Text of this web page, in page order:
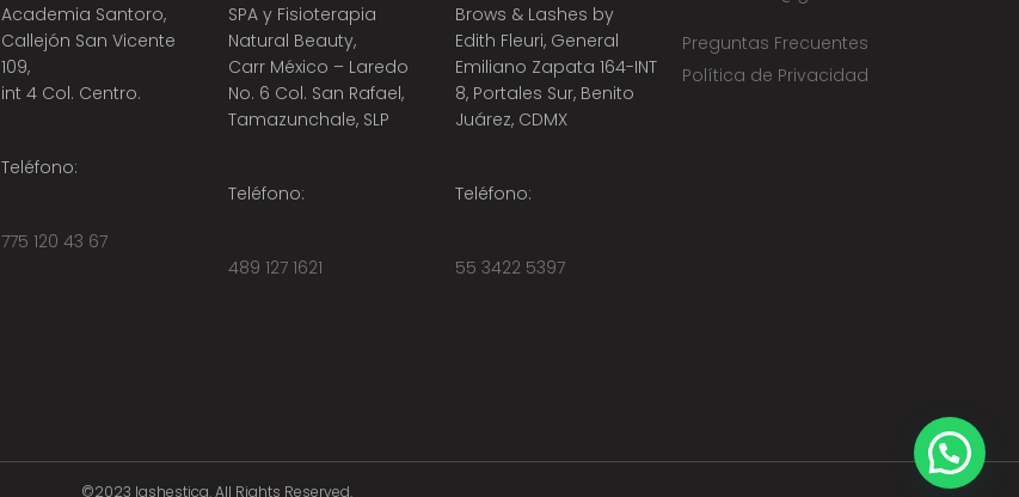
Academia Santoro,
Callejón San Vicente
109,
int 4 Col. Centro.
Teléfono:
775 120 43 67
SPA y Fisioterapia
Natural Beauty,
Carr México – Laredo
No. 6 Col. San Rafael,
Tamazunchale, SLP
Teléfono:
489 127 1621
Brows & Lashes by
Edith Fleuri, General
Emiliano Zapata 164-INT
8, Portales Sur, Benito
Juárez, CDMX
Teléfono:
55 3422 5397
Preguntas Frecuentes
Política de Privacidad
©2023 lashestica. All Rights Reserved.